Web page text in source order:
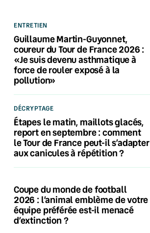
ENTRETIEN
Guillaume Martin-Guyonnet,
coureur du Tour de France 2026 :
«Je suis devenu asthmatique à
force de rouler exposé à la
pollution»
DÉCRYPTAGE
Étapes le matin, maillots glacés,
report en septembre : comment
le Tour de France peut-il s’adapter
aux canicules à répétition ?
Coupe du monde de football
2026 : l’animal emblème de votre
équipe préférée est-il menacé
d’extinction ?